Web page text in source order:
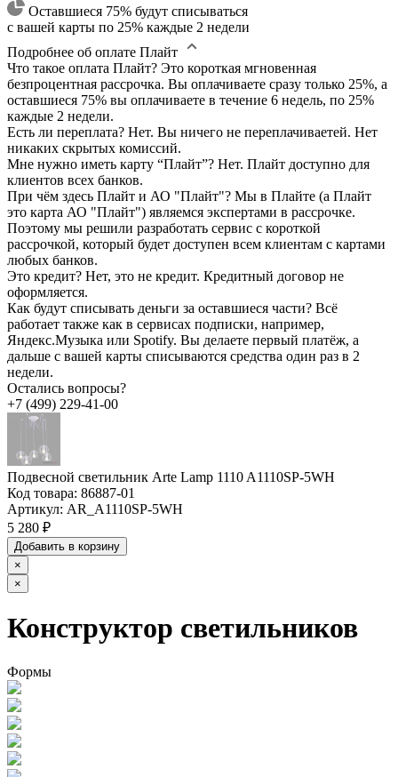
Оставшиеся 75% будут списываться
с вашей карты по 25% каждые 2 недели
Подробнее об оплате Плайт
Что такое оплата Плайт? Это короткая мгновенная
безпроцентная рассрочка. Вы оплачиваете сразу только 25%, а
оставшиеся 75% вы оплачиваете в течение 6 недель, по 25%
каждые 2 недели.
Есть ли переплата? Нет. Вы ничего не переплачиваетей. Нет
никаких скрытых комиссий.
Мне нужно иметь карту “Плайт”? Нет. Плайт доступно для
клиентов всех банков.
При чём здесь Плайт и АО "Плайт"? Мы в Плайте (а Плайт
это карта АО "Плайт") являемся экспертами в рассрочке.
Поэтому мы решили разработать сервис с короткой
рассрочкой, который будет доступен всем клиентам с картами
любых банков.
Это кредит? Нет, это не кредит. Кредитный договор не
оформляется.
Как будут списывать деньги за оставшиеся части? Всё
работает также как в сервисах подписки, например,
Яндекс.Музыка или Spotify. Вы делаете первый платёж, а
дальше с вашей карты списываются средства один раз в 2
недели.
Остались вопросы?
+7 (499) 229-41-00
Подвесной светильник Arte Lamp 1110 A1110SP-5WH
Код товара: 86887-01
Артикул: AR_A1110SP-5WH
5 280 ₽
Добавить в корзину
×
×
Конструктор светильников
Формы